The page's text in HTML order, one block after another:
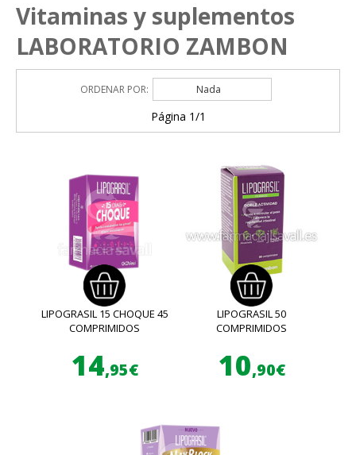
Vitaminas y suplementos
LABORATORIO ZAMBON
ORDENAR POR: Nada
Página 1/1
LIPOGRASIL 15 CHOQUE 45
COMPRIMIDOS
14,95€
LIPOGRASIL 50
COMPRIMIDOS
10,90€